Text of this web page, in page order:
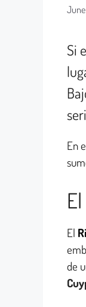
Si
En
El
de